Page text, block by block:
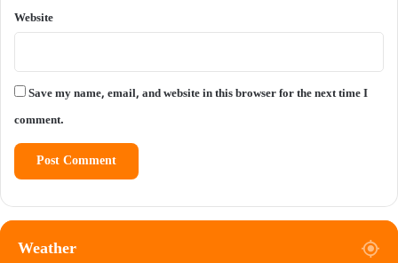
Website
Save my name, email, and website in this browser for the next time I
comment.
Weather